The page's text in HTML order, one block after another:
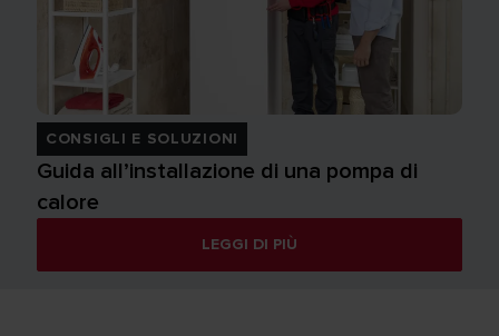
CONSIGLI E SOLUZIONI
Guida all’installazione di una pompa di
calore
LEGGI DI PIÙ